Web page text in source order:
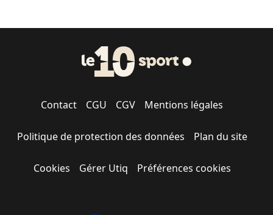
Contact CGU CGV Mentions légales
Politique de protection des données Plan du site
Cookies Gérer Utiq Préférences cookies